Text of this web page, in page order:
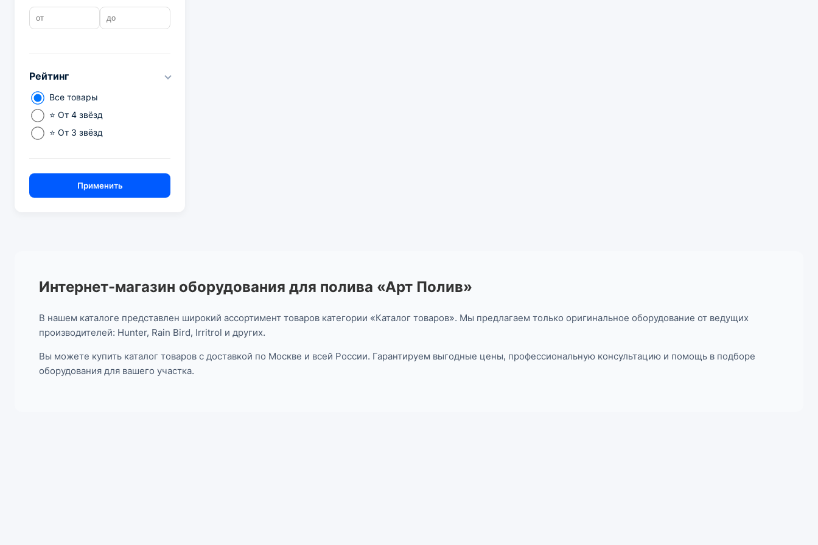
Рейтинг
Все товары
⭐ От 4 звёзд
⭐ От 3 звёзд
Применить
Интернет-магазин оборудования для полива «Арт Полив»
В нашем каталоге представлен широкий ассортимент товаров категории «Каталог товаров». Мы предлагаем только оригинальное оборудование от ведущих
производителей: Hunter, Rain Bird, Irritrol и других.
Вы можете купить каталог товаров с доставкой по Москве и всей России. Гарантируем выгодные цены, профессиональную консультацию и помощь в подборе
оборудования для вашего участка.